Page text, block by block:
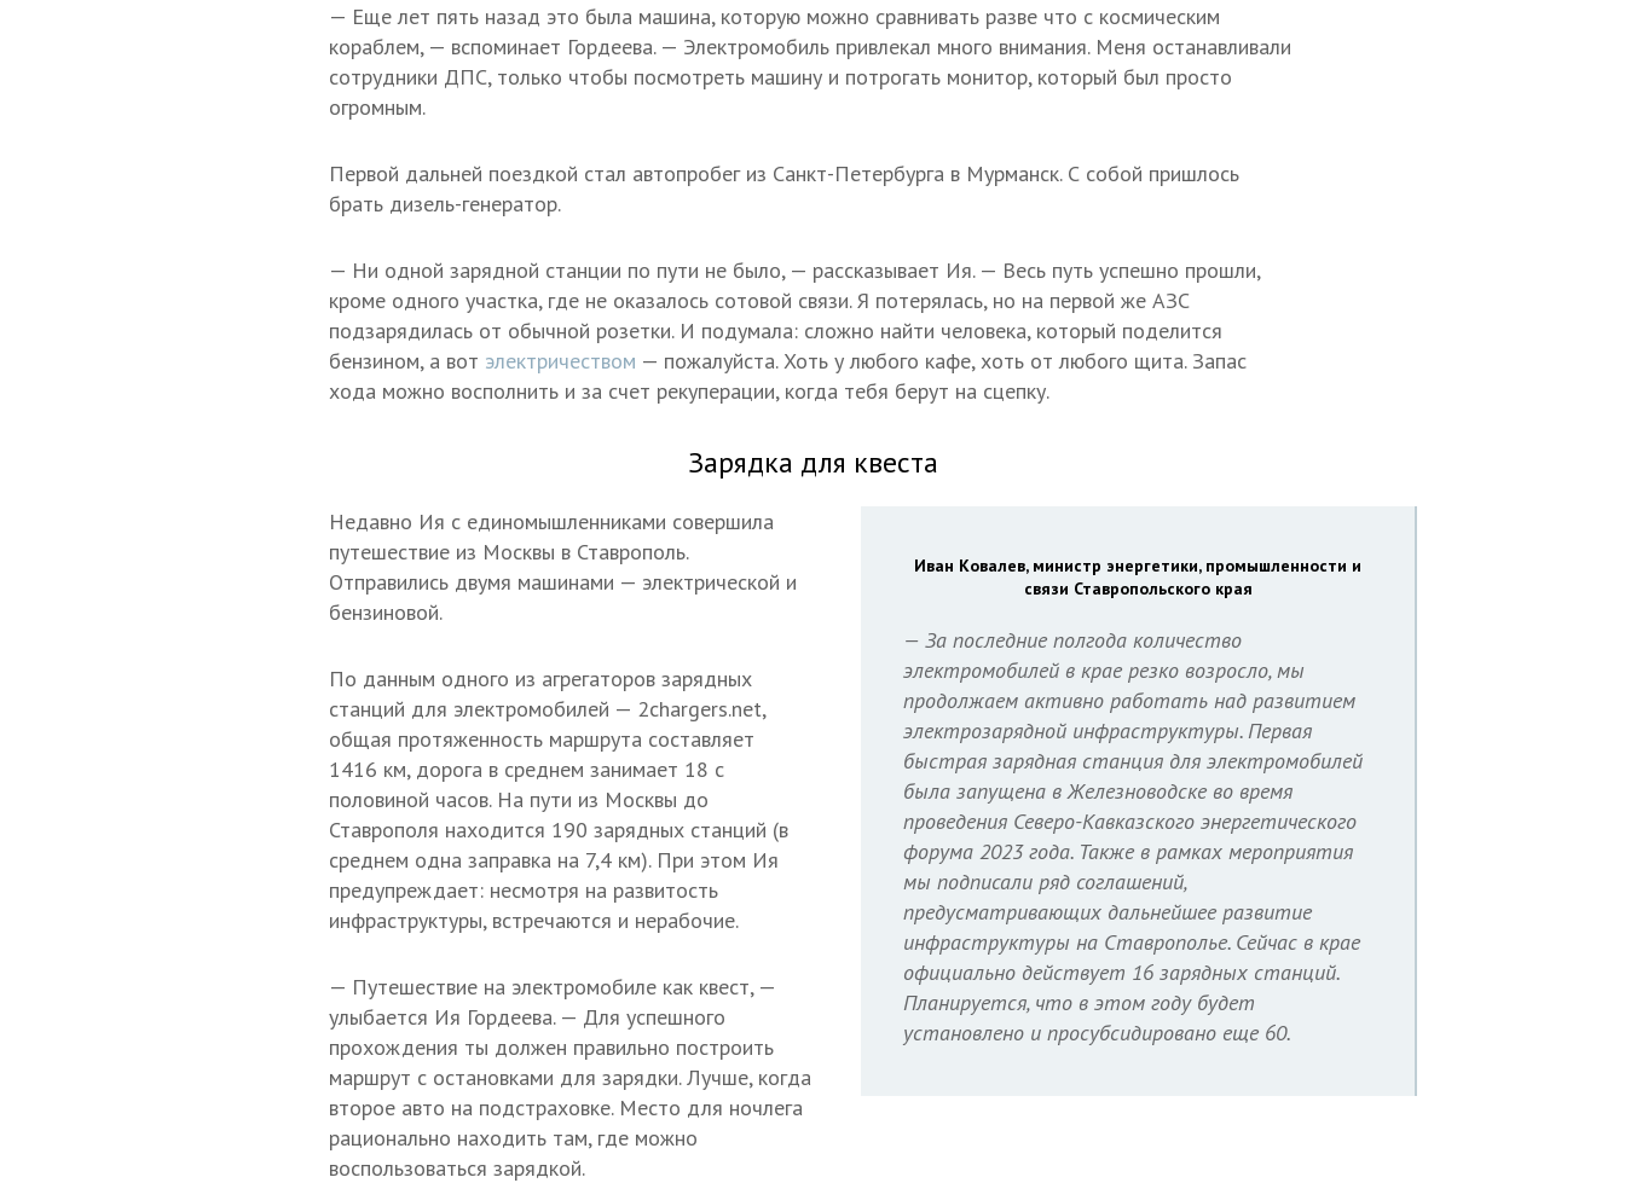
— Еще лет пять назад это была машина, которую можно сравнивать разве что с космическим
кораблем, — вспоминает Гордеева. — Электромобиль привлекал много внимания. Меня останавливали
сотрудники ДПС, только чтобы посмотреть машину и потрогать монитор, который был просто
огромным.
Первой дальней поездкой стал автопробег из Санкт-Петербурга в Мурманск. С собой пришлось
брать дизель-генератор.
— Ни одной зарядной станции по пути не было, — рассказывает Ия. — Весь путь успешно прошли,
кроме одного участка, где не оказалось сотовой связи. Я потерялась, но на первой же АЗС
подзарядилась от обычной розетки. И подумала: сложно найти человека, который поделится
бензином, а вот электричеством — пожалуйста. Хоть у любого кафе, хоть от любого щита. Запас
хода можно восполнить и за счет рекуперации, когда тебя берут на сцепку.
Зарядка для квеста
Иван Ковалев, министр энергетики, промышленности и
связи Ставропольского края
— За последние полгода количество
электромобилей в крае резко возросло, мы
продолжаем активно работать над развитием
электрозарядной инфраструктуры. Первая
быстрая зарядная станция для электромобилей
была запущена в Железноводске во время
проведения Северо-Кавказского энергетического
форума 2023 года. Также в рамках мероприятия
мы подписали ряд соглашений,
предусматривающих дальнейшее развитие
инфраструктуры на Ставрополье. Сейчас в крае
официально действует 16 зарядных станций.
Планируется, что в этом году будет
установлено и просубсидировано еще 60.
Недавно Ия с единомышленниками совершила
путешествие из Москвы в Ставрополь.
Отправились двумя машинами — электрической и
бензиновой.
По данным одного из агрегаторов зарядных
станций для электромобилей — 2chargers.net,
общая протяженность маршрута составляет
1416 км, дорога в среднем занимает 18 с
половиной часов. На пути из Москвы до
Ставрополя находится 190 зарядных станций (в
среднем одна заправка на 7,4 км). При этом Ия
предупреждает: несмотря на развитость
инфраструктуры, встречаются и нерабочие.
— Путешествие на электромобиле как квест, —
улыбается Ия Гордеева. — Для успешного
прохождения ты должен правильно построить
маршрут с остановками для зарядки. Лучше, когда
второе авто на подстраховке. Место для ночлега
рационально находить там, где можно
воспользоваться зарядкой.